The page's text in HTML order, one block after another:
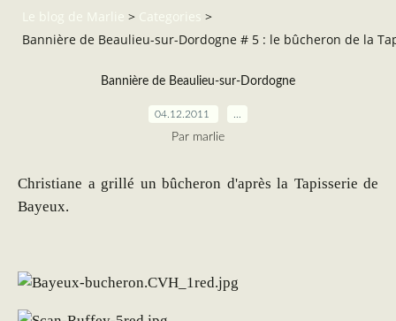
Le blog de Marlie > Categories
>
Bannière de Beaulieu-sur-Dordogne # 5 : le bûcheron de la
Bannière de Beaulieu-sur-Dordogne
04.12.2011
Par marlie
Christiane a grillé un bûcheron d'après la Tapisserie de
Bayeux.